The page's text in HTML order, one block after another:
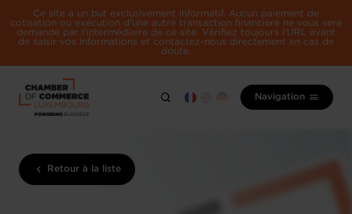
Ce site a un but exclusivement informatif. Aucun paiement de
cotisation ou exécution d'une autre transaction financière ne vous sera
demandé par l'intermédiaire de ce site. Vérifiez toujours l'URL avant
de saisir vos informations et contactez-nous directement en cas de
doute.
Navigation
Retour à la liste